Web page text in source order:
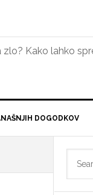
zlo? Kako lahko
DOGODKOV